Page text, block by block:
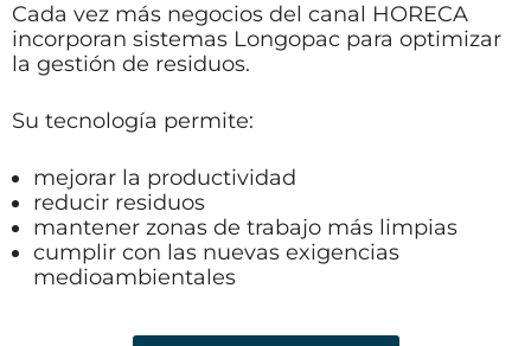
Cada vez más negocios del canal HORECA
incorporan sistemas Longopac para optimizar
la gestión de residuos.
Su tecnología permite:
mejorar la productividad
reducir residuos
mantener zonas de trabajo más limpias
cumplir con las nuevas exigencias
medioambientales